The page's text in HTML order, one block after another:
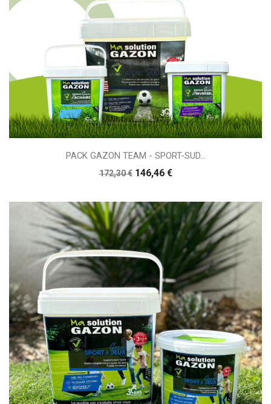
PACK GAZON TEAM - SPORT-SUD...
172,30 € 146,46 €